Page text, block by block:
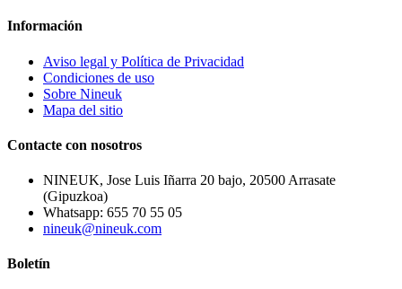
Información
Aviso legal y Política de Privacidad
Condiciones de uso
Sobre Nineuk
Mapa del sitio
Contacte con nosotros
NINEUK, Jose Luis Iñarra 20 bajo, 20500 Arrasate
(Gipuzkoa)
Whatsapp: 655 70 55 05
nineuk@nineuk.com
Boletín